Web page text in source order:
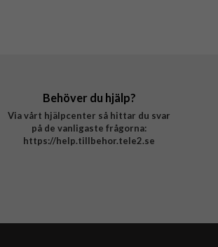
Behöver du hjälp?
Via vårt hjälpcenter så hittar du svar
på de vanligaste frågorna:
https://help.tillbehor.tele2.se